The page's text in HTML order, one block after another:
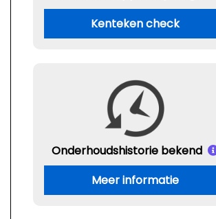
Kenteken check
Onderhoudshistorie bekend
Meer informatie